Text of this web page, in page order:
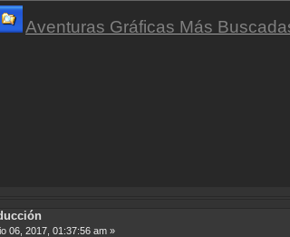
Aventuras Gráficas Más
06, 2017, 01:37:56 am »